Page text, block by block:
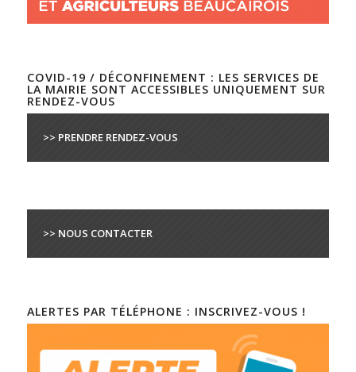
COVID-19 / DÉCONFINEMENT : LES SERVICES DE
LA MAIRIE SONT ACCESSIBLES UNIQUEMENT SUR
RENDEZ-VOUS
>> PRENDRE RENDEZ-VOUS
>> NOUS CONTACTER
ALERTES PAR TÉLÉPHONE : INSCRIVEZ-VOUS !